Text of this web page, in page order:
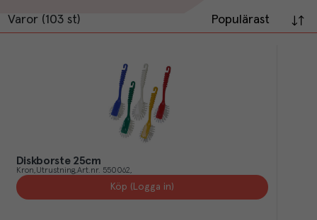
Varor (103 st) Populärast
Diskborste 25cm
Kron Utrustning Art.nr. 550062
Köp (Logga in)